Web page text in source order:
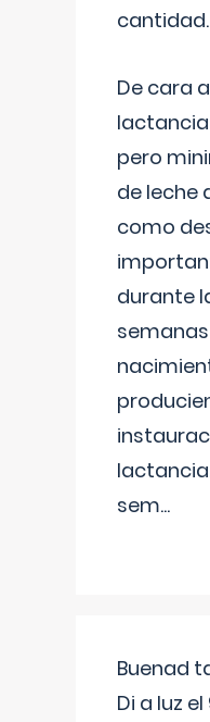
De cara
pero
de leche
como
durante
sem...
Buenad
Di a luz